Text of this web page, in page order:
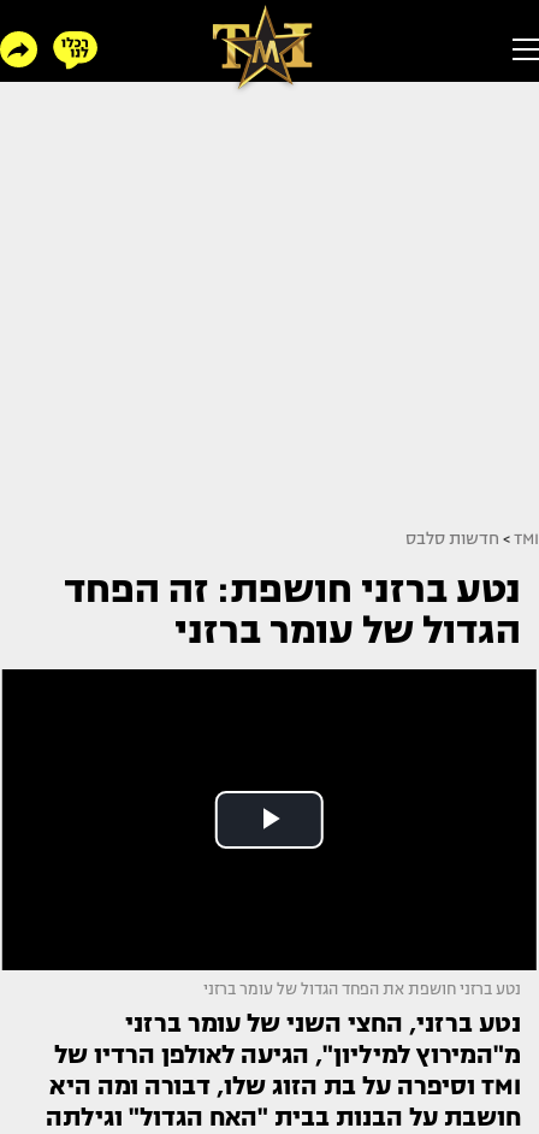
TMI
> חדשות סלבס
נטע ברזני חושפת: זה הפחד
הגדול של עומר ברזני
נטע ברזני חושפת את הפחד הגדול של עומר ברזני
נטע ברזני, החצי השני של עומר ברזני
מ"המירוץ למיליון", הגיעה לאולפן הרדיו של
TMI וסיפרה על בת הזוג שלו, דבורה ומה היא
חושבת על הבנות בבית "האח הגדול" וגילתה